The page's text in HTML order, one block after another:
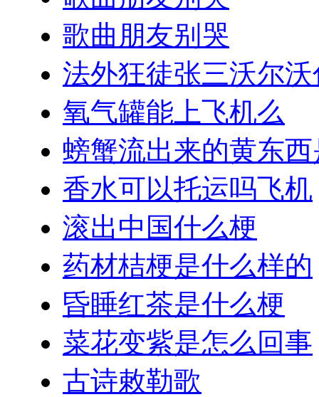
歌曲朋友别哭
法外狂徒张三沃尔
氧气罐能上飞机么
螃蟹流出来的黄东
香水可以托运吗飞机
滚出中国什么梗
药材桔梗是什么样的
昏睡红茶是什么梗
菜花变紫是怎么回事
古诗敕勒歌